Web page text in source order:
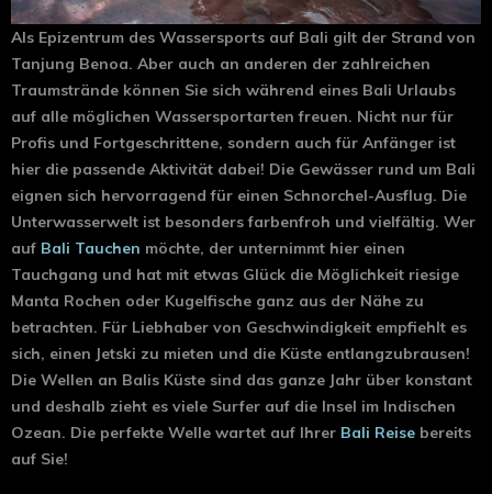
Als Epizentrum des Wassersports auf Bali gilt der Strand von
Tanjung Benoa. Aber auch an anderen der zahlreichen
Traumstrände können Sie sich während eines Bali Urlaubs
auf alle möglichen Wassersportarten freuen. Nicht nur für
Profis und Fortgeschrittene, sondern auch für Anfänger ist
hier die passende Aktivität dabei! Die Gewässer rund um Bali
eignen sich hervorragend für einen Schnorchel-Ausflug. Die
Unterwasserwelt ist besonders farbenfroh und vielfältig. Wer
auf Bali Tauchen möchte, der unternimmt hier einen
Tauchgang und hat mit etwas Glück die Möglichkeit riesige
Manta Rochen oder Kugelfische ganz aus der Nähe zu
betrachten. Für Liebhaber von Geschwindigkeit empfiehlt es
sich, einen Jetski zu mieten und die Küste entlangzubrausen!
Die Wellen an Balis Küste sind das ganze Jahr über konstant
und deshalb zieht es viele Surfer auf die Insel im Indischen
Ozean. Die perfekte Welle wartet auf Ihrer Bali Reise bereits
auf Sie!